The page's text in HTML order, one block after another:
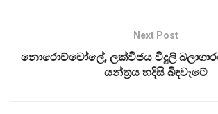
Next Post
නොරොච්චෝලේ, ලක්විජය විදුලි
යන්ත්‍රය හදිසි බිඳවැ‍ටේ